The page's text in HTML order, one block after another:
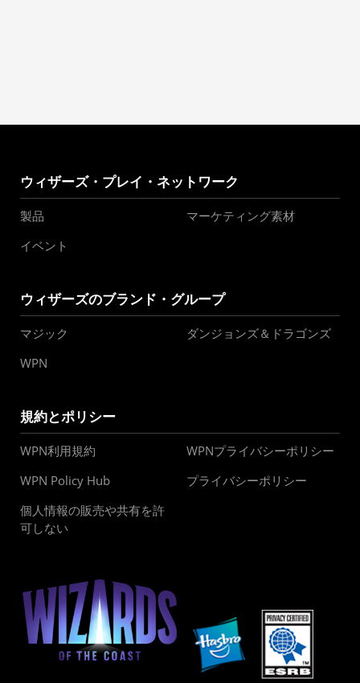
ウィザーズ・プレイ・ネットワーク
製品
マーケティング素材
イベント
ウィザーズのブランド・グループ
マジック
ダンジョンズ＆ドラゴンズ
WPN
規約とポリシー
WPN利用規約
WPNプライバシーポリシー
WPN Policy Hub
プライバシーポリシー
個人情報の販売や共有を許
可しない